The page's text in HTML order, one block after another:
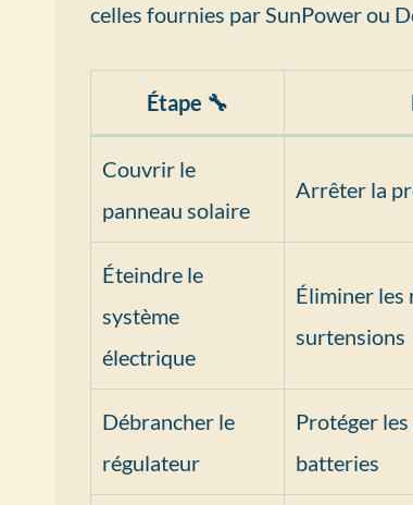
celles fournies par SunPower ou
Étape 🔧
Couvrir le
panneau solaire
Arrêter la
Éteindre le
système
électrique
Éliminer les
surtensions
Débrancher le
régulateur
Protéger
batteries